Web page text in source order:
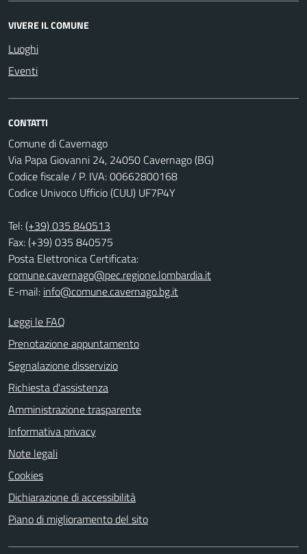
VIVERE IL COMUNE
Luoghi
Eventi
CONTATTI
Comune di Cavernago
Via Papa Giovanni 24, 24050 Cavernago (BG)
Codice fiscale / P. IVA: 00662800168
Codice Univoco Ufficio (CUU) UF7P4Y
Tel:(+39) 035 840513
Fax: (+39) 035 840575
Posta Elettronica Certificata:
comune.cavernago@pec.regione.lombardia.it
E-mail: info@comune.cavernago.bg.it
Leggi le FAQ
Prenotazione appuntamento
Segnalazione disservizio
Richiesta d'assistenza
Amministrazione trasparente
Informativa privacy
Note legali
Cookies
Dichiarazione di accessibilità
Piano di miglioramento del sito